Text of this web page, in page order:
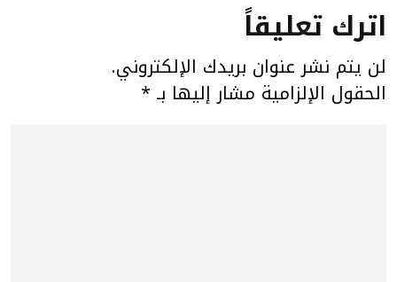
اترك تعليقاً
لن يتم نشر عنوان بريدك الإلكتروني.
الحقول الإلزامية مشار إليها بـ *